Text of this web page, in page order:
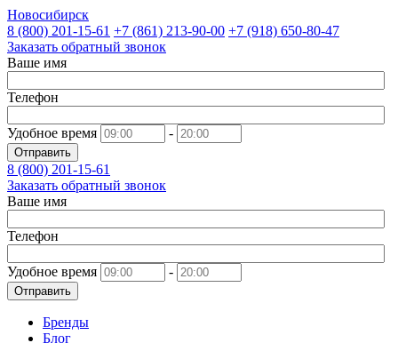
Новосибирск
8 (800) 201-15-61 +7 (861) 213-90-00 +7 (918) 650-80-47
Заказать обратный звонок
Ваше имя
Телефон
Удобное время -
Отправить
8 (800) 201-15-61
Заказать обратный звонок
Ваше имя
Телефон
Удобное время -
Отправить
Бренды
Блог